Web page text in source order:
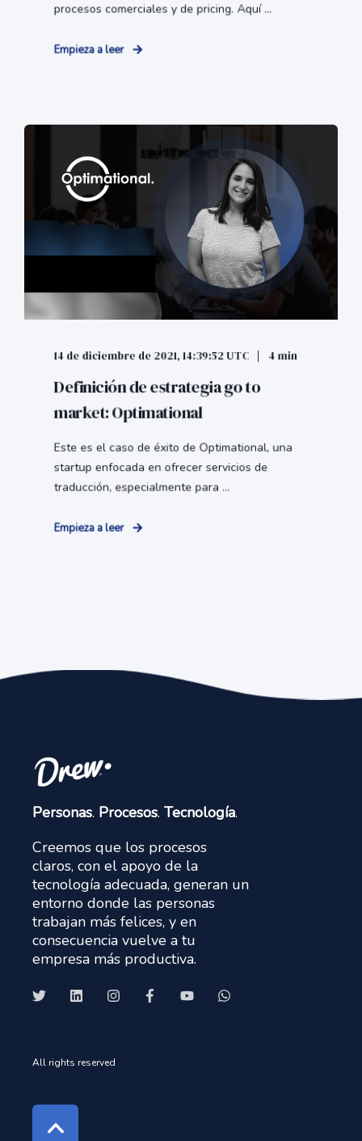
procesos comerciales y de pricing. Aquí ...
Empieza a leer
14 de diciembre de 2021, 14:39:52 UTC 4 min
Definición de estrategia go to
market: Optimational
Este es el caso de éxito de Optimational, una
startup enfocada en ofrecer servicios de
traducción, especialmente para ...
Empieza a leer
Personas. Procesos. Tecnología.
Creemos que los procesos
claros, con el apoyo de la
tecnología adecuada, generan un
entorno donde las personas
trabajan más felices, y en
consecuencia vuelve a tu
empresa más productiva.
All rights reserved